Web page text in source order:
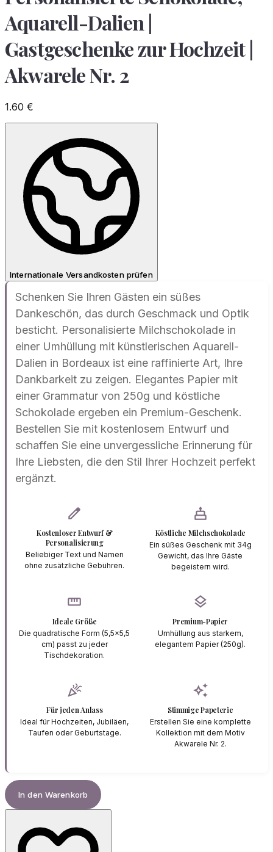
Aquarell-Dalien |
Gastgeschenke zur Hochzeit |
Akwarele Nr. 2
1.60 €
Internationale Versandkosten prüfen
Schenken Sie Ihren Gästen ein süßes
Dankeschön, das durch Geschmack und Optik
besticht. Personalisierte Milchschokolade in
einer Umhüllung mit künstlerischen Aquarell-
Dalien in Bordeaux ist eine raffinierte Art, Ihre
Dankbarkeit zu zeigen. Elegantes Papier mit
einer Grammatur von 250g und köstliche
Schokolade ergeben ein Premium-Geschenk.
Bestellen Sie mit kostenlosem Entwurf und
schaffen Sie eine unvergessliche Erinnerung für
Ihre Liebsten, die den Stil Ihrer Hochzeit perfekt
ergänzt.
edit
Kostenloser Entwurf &
Personalisierung
Beliebiger Text und Namen
ohne zusätzliche Gebühren.
cake
Köstliche Milchschokolade
Ein süßes Geschenk mit 34g
Gewicht, das Ihre Gäste
begeistern wird.
straighten
Ideale Größe
Die quadratische Form (5,5x5,5
cm) passt zu jeder
Tischdekoration.
layers
Premium-Papier
Umhüllung aus starkem,
elegantem Papier (250g).
celebration
Für jeden Anlass
Ideal für Hochzeiten, Jubiläen,
Taufen oder Geburtstage.
auto_awesome
Stimmige Papeterie
Erstellen Sie eine komplette
Kollektion mit dem Motiv
Akwarele Nr. 2.
In den Warenkorb